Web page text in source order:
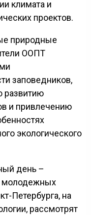
климата и
проектов.
природные
ООПТ
заповедников,
развитию
и привлечению
экологического
день –
молодежных
Петербурга, на
рассмотрят